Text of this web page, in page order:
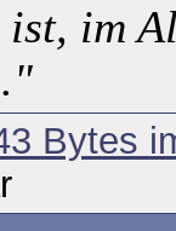
ist, im
Bytes